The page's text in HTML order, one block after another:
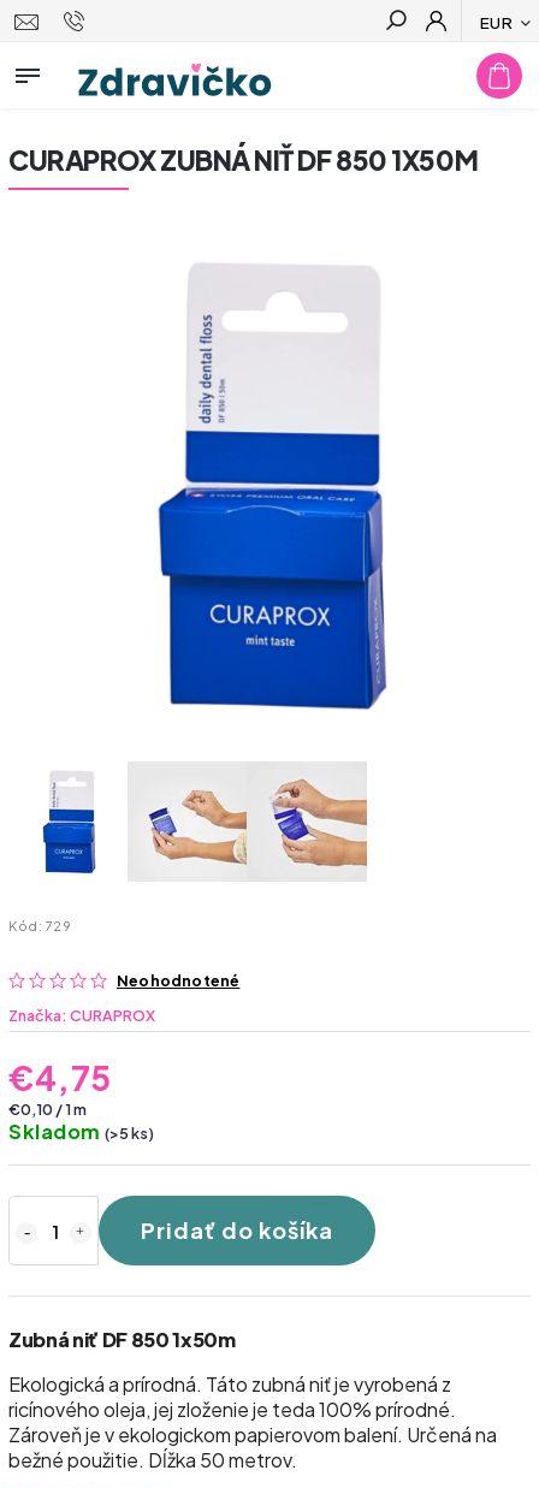
EUR
Hľadať
CURAPROX ZUBNÁ NIŤ DF 850 1X50M
Kód: 729
Neohodnotené
Značka:CURAPROX
€4,75
€0,10 / 1 m
Skladom (>5 ks)
Pridať do košíka
Zubná niť DF 850 1x50m
Ekologická a prírodná. Táto zubná niť je vyrobená z
ricínového oleja, jej zloženie je teda 100% prírodné.
Zároveň je v ekologickom papierovom balení. Určená na
bežné použitie. Dĺžka 50 metrov.